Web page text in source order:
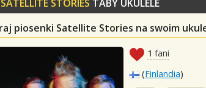
SATELLITE STORIES TABY UKULELE
piosenki Satellite Stories na swoim
1 fani
(Finlandia)